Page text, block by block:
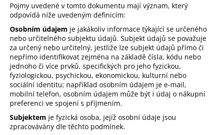
Pojmy uvedené v tomto dokumentu mají význam, který
odpovídá níže uvedeným definicím:
Osobním údajem je jakákoliv informace týkající se určeného
nebo určitelného subjektu údajů. Subjekt údajů se považuje
za určený nebo určitelný, jestliže lze subjekt údajů přímo či
nepřímo identifikovat zejména na základě čísla, kódu nebo
jednoho či více prvků, specifických pro jeho fyzickou,
fyziologickou, psychickou, ekonomickou, kulturní nebo
sociální identitu; například osobním údajem je e-mail,
mobilní telefon, osobním údajem může být i údaj o nákupní
preferenci ve spojení s příjmením.
Subjektem je fyzická osoba, jejíž osobní údaje jsou
zpracovávány dle těchto podmínek.